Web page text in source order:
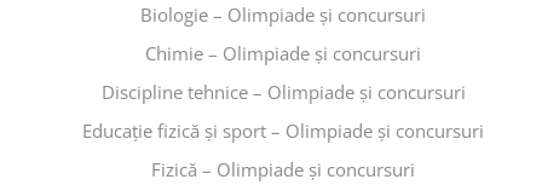
Biologie – Olimpiade și concursuri
Chimie – Olimpiade și concursuri
Discipline tehnice – Olimpiade și concursuri
Educaţie fizică şi sport – Olimpiade și concursuri
Fizică – Olimpiade și concursuri